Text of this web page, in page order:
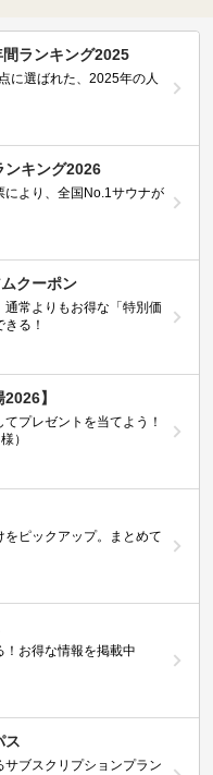
ランキング2025
に選ばれた、2025年の人
ンキング2026
により、全国No.1サウナが
クーポン
常よりもお得な「特別価
る！
】
プレゼントを当てよう！
）
をピックアップ。まとめて
お得な情報を掲載中
ス
ブスクリプションプラン